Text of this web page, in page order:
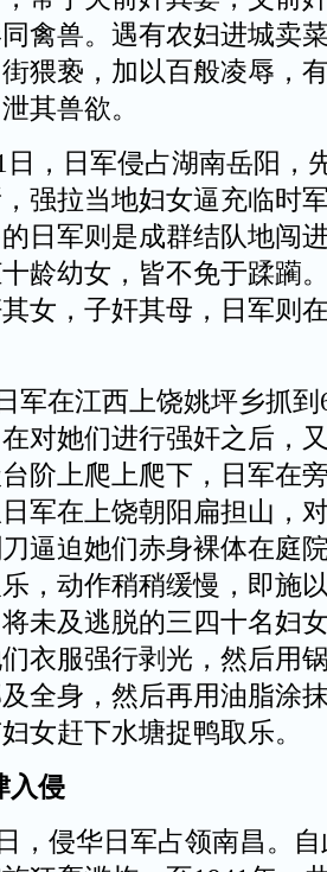
禽兽。遇有农妇进城卖
猥亵，加以百般凌辱，
其兽欲。
，日军侵占湖南岳阳，
强拉当地妇女逼充临时
日军则是成群结队地闯
龄幼女，皆不免于蹂躏
女，子奸其母，日军则
军在江西上饶姚坪乡抓到
对她们进行强奸之后，
阶上爬上爬下，日军在
军在上饶朝阳扁担山，
逼迫她们赤身裸体在庭
，动作稍稍缓慢，即施
未及逃脱的三四十名妇
衣服强行剥光，然后用
全身，然后再用油脂涂
女赶下水塘捉鸭取乐。
入侵
，侵华日军占领南昌。